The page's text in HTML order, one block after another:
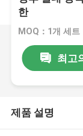
한
MOQ：1개 세트
최고
제품 설명